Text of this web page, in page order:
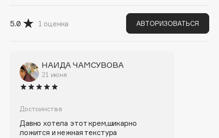
Babor
Baffy
Banderas
5.0 1 оценка АВТОРИЗОВАТЬСЯ
НАИДА ЧАМСУВОВА
21 июня
Достоинства
Давно хотела этот крем,шикарно
ложится и нежная текстура